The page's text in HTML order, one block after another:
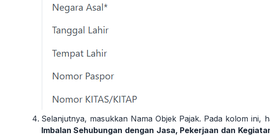
Selanjutnya, masukkan Nama Objek Pajak. Pada kolom ini,
Imbalan Sehubungan dengan Jasa, Pekerjaan dan